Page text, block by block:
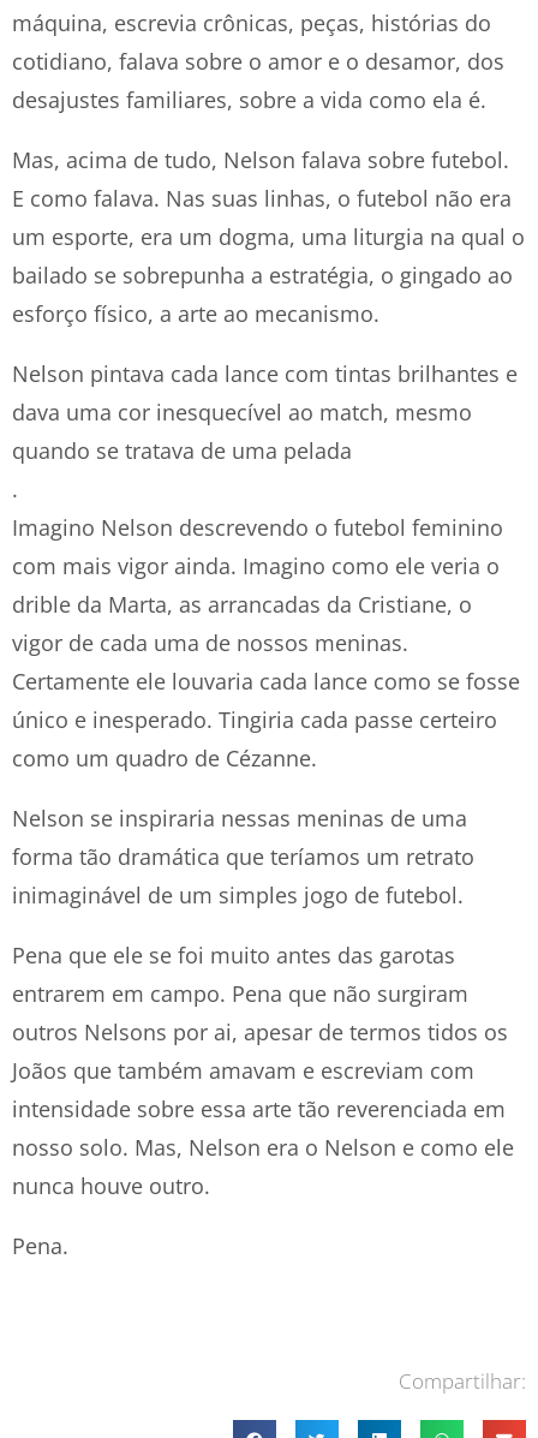
máquina, escrevia crônicas, peças, histórias do
cotidiano, falava sobre o amor e o desamor, dos
desajustes familiares, sobre a vida como ela é.
Mas, acima de tudo, Nelson falava sobre futebol.
E como falava. Nas suas linhas, o futebol não era
um esporte, era um dogma, uma liturgia na qual o
bailado se sobrepunha a estratégia, o gingado ao
esforço físico, a arte ao mecanismo.
Nelson pintava cada lance com tintas brilhantes e
dava uma cor inesquecível ao match, mesmo
quando se tratava de uma pelada
.
Imagino Nelson descrevendo o futebol feminino
com mais vigor ainda. Imagino como ele veria o
drible da Marta, as arrancadas da Cristiane, o
vigor de cada uma de nossos meninas.
Certamente ele louvaria cada lance como se fosse
único e inesperado. Tingiria cada passe certeiro
como um quadro de Cézanne.
Nelson se inspiraria nessas meninas de uma
forma tão dramática que teríamos um retrato
inimaginável de um simples jogo de futebol.
Pena que ele se foi muito antes das garotas
entrarem em campo. Pena que não surgiram
outros Nelsons por ai, apesar de termos tidos os
Joãos que também amavam e escreviam com
intensidade sobre essa arte tão reverenciada em
nosso solo. Mas, Nelson era o Nelson e como ele
nunca houve outro.
Pena.
Compartilhar: